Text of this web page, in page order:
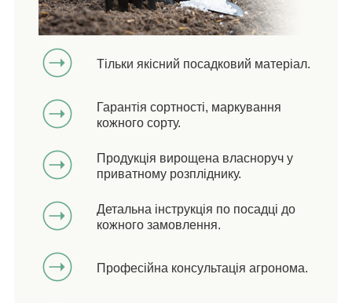
Тільки якісний посадковий матеріал.
Гарантія сортності, маркування
кожного сорту.
Продукція вирощена власноруч у
приватному розпліднику.
Детальна інструкція по посадці до
кожного замовлення.
Професійна консультація агронома.